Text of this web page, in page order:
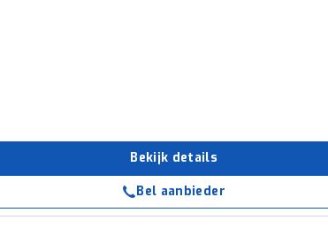
Bekijk details
Bel aanbieder